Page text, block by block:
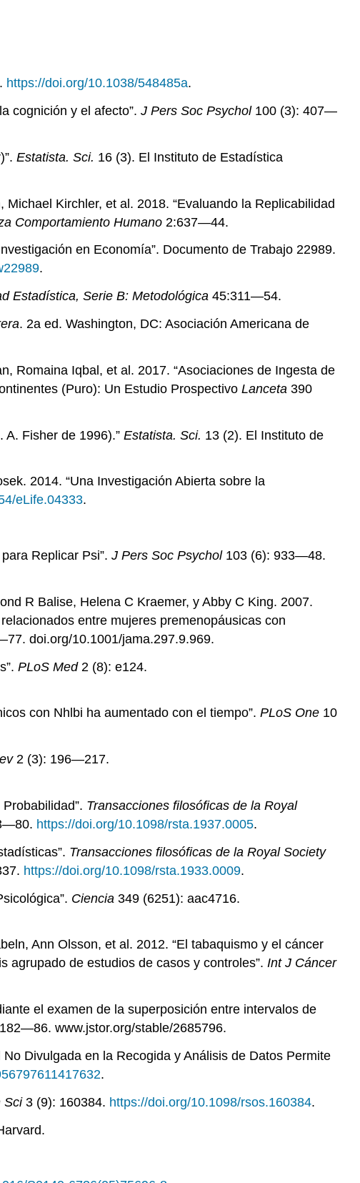
https://doi.org/10.1038/548485a.
cognición y el afecto”. J Pers Soc Psychol100 (3): 407—
Estatista. Sci. 16 (3). El Instituto de Estadística
Kirchler, et al. 2018. “Evaluando la Replicabilidad
Comportamiento Humano 2:637—44.
en Economía”. Documento de Trabajo 22989.
.
Estadística, Serie B: Metodológica 45:311—54.
. 2a ed. Washington, DC: Asociación Americana de
Romaina Iqbal, et al. 2017. “Asociaciones de Ingesta de
(Puro): Un Estudio Prospectivo Lanceta 390
Fisher de 1996).” Estatista. Sci. 13 (2). El Instituto de
2014. “Una Investigación Abierta sobre la
eLife.04333.
Replicar Psi”. J Pers Soc Psychol103 (6): 933—48.
R Balise, Helena C Kraemer, y Abby C King. 2007.
entre mujeres premenopáusicas con
doi.org/10.1001/jama.297.9.969.
PLoS Med2 (8): e124.
con Nhlbi ha aumentado con el tiempo”. PLoS One 10
2 (3): 196—217.
Transacciones filosóficas de la Royal
https://doi.org/10.1098/rsta.1937.0005.
Transacciones filosóficas de la Royal Society
https://doi.org/10.1098/rsta.1933.0009.
Ciencia 349 (6251): aac4716.
Ann Olsson, et al. 2012. “El tabaquismo y el cáncer
agrupado de estudios de casos y controles”. Int J Cáncer
el examen de la superposición entre intervalos de
www.jstor.org/stable/2685796.
Divulgada en la Recogida y Análisis de Datos Permite
.
Sci3 (9): 160384. https://doi.org/10.1098/rsos.160384.